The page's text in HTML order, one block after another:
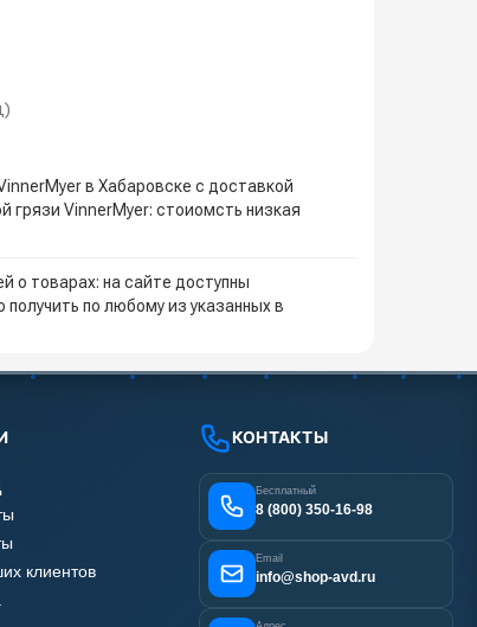
в Хабаровске с доставкой
грязи VinnerMyer: стоиомсть низкая
о товарах: на сайте доступны
по любому из указанных в
клиентов
КОНТАКТЫ
Бесплатный
8 (800) 350-16-98
Email
info@shop-avd.ru